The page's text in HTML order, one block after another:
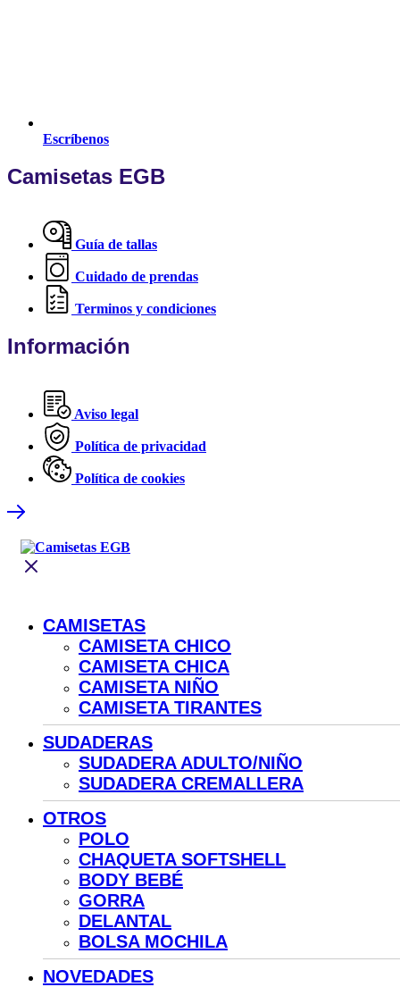
Escríbenos
Camisetas EGB
Guía de tallas
Cuidado de prendas
Terminos y condiciones
Información
Aviso legal
Política de privacidad
Política de cookies
CAMISETAS
CAMISETA CHICO
CAMISETA CHICA
CAMISETA NIÑO
CAMISETA TIRANTES
SUDADERAS
SUDADERA ADULTO/NIÑO
SUDADERA CREMALLERA
OTROS
POLO
CHAQUETA SOFTSHELL
BODY BEBÉ
GORRA
DELANTAL
BOLSA MOCHILA
NOVEDADES